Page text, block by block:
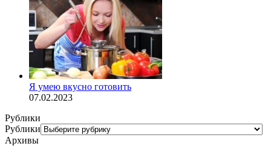
Я умею вкусно готовить
07.02.2023
Рублики
Рублики
Архивы